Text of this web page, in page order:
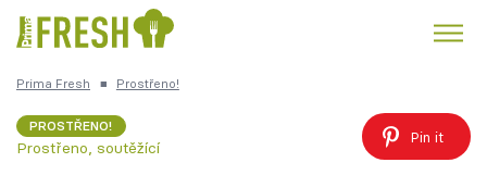
Česká kuchyně
Prima Fresh ■ Prostřeno!
PROSTŘENO!
Prostřeno, soutěžící
Pin it